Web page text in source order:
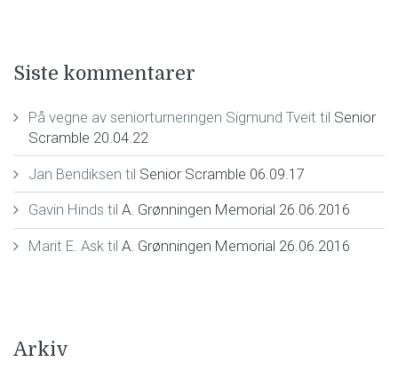
Siste kommentarer
På vegne av seniorturneringen Sigmund Tveit til Senior
Scramble 20.04.22
Jan Bendiksen til Senior Scramble 06.09.17
Gavin Hinds til A. Grønningen Memorial 26.06.2016
Marit E. Asktil A. Grønningen Memorial 26.06.2016
Arkiv